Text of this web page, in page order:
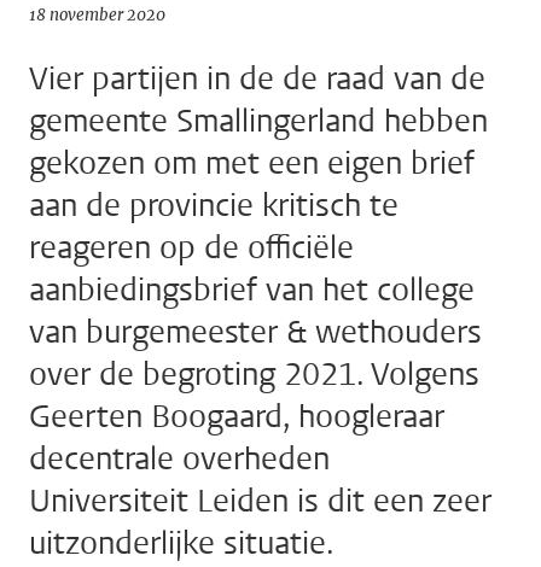
18 november 2020
Vier partijen in de de raad van de
gemeente Smallingerland hebben
gekozen om met een eigen brief
aan de provincie kritisch te
reageren op de officiële
aanbiedingsbrief van het college
van burgemeester & wethouders
over de begroting 2021. Volgens
Geerten Boogaard, hoogleraar
decentrale overheden
Universiteit Leiden is dit een zeer
uitzonderlijke situatie.